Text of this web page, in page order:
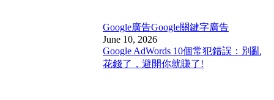
Google廣告Google關鍵字廣告
June 10, 2026
Google AdWords 10個常犯錯誤：別亂
花錢了，避開你就賺了!